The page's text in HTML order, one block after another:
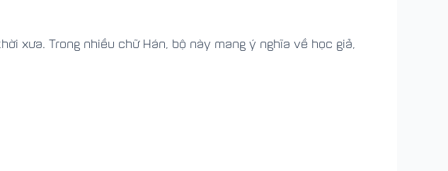
xưa. Trong nhiều chữ Hán, bộ này mang ý nghĩa về học giả,